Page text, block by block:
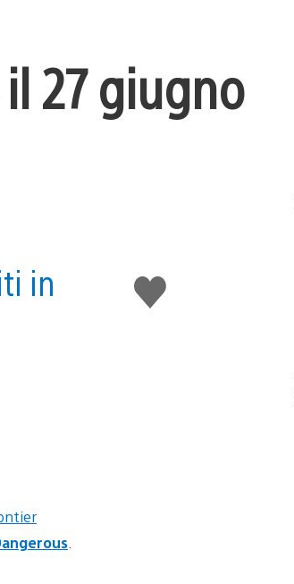
27 giugno
Mi
piace
in